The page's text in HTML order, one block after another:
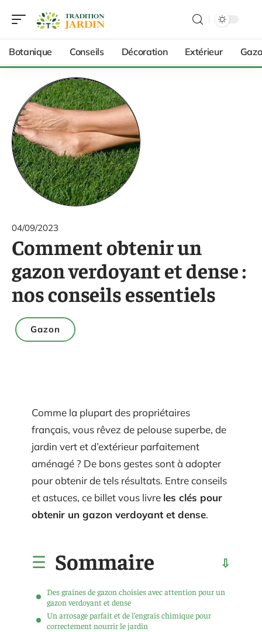
Botanique Conseils Décoration Extérieur
04/09/2023
Comment obtenir un
gazon verdoyant et dense :
nos conseils essentiels
Gazon
Comme la plupart des propriétaires
français, vous rêvez de pelouse superbe, de
jardin vert et d’extérieur parfaitement
aménagé ? De bons gestes sont à adopter
pour obtenir de tels résultats. Entre conseils
et astuces, ce billet vous livre les clés pour
obtenir un gazon verdoyant et dense.
Sommaire
Des graines de gazon choisies avec attention pour un
gazon verdoyant et dense
Un arrosage parfait et de l’engrais chimique pour
correctement nourrir le jardin